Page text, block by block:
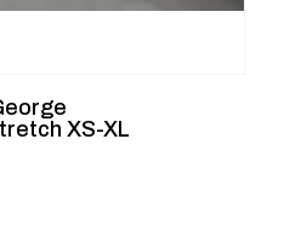
XS-XL